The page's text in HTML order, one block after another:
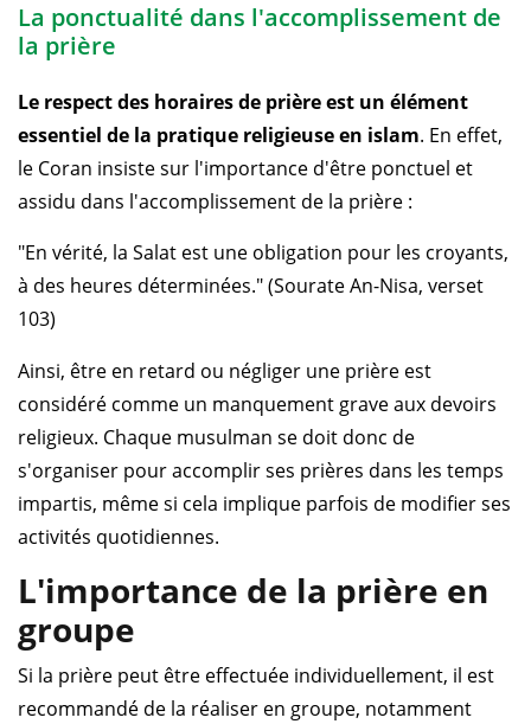
La ponctualité dans l'accomplissement de
la prière
Le respect des horaires de prière est un élément
essentiel de la pratique religieuse en islam. En effet,
le Coran insiste sur l'importance d'être ponctuel et
assidu dans l'accomplissement de la prière :
"En vérité, la Salat est une obligation pour les croyants,
à des heures déterminées." (Sourate An-Nisa, verset
103)
Ainsi, être en retard ou négliger une prière est
considéré comme un manquement grave aux devoirs
religieux. Chaque musulman se doit donc de
s'organiser pour accomplir ses prières dans les temps
impartis, même si cela implique parfois de modifier ses
activités quotidiennes.
L'importance de la prière en
groupe
Si la prière peut être effectuée individuellement, il est
recommandé de la réaliser en groupe, notamment